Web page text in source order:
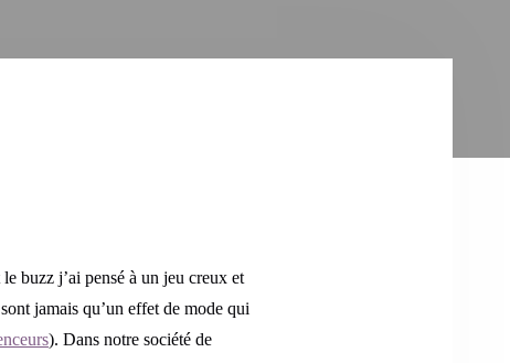
buzz j’ai pensé à un jeu creux et
jamais qu’un effet de mode qui
). Dans notre société de